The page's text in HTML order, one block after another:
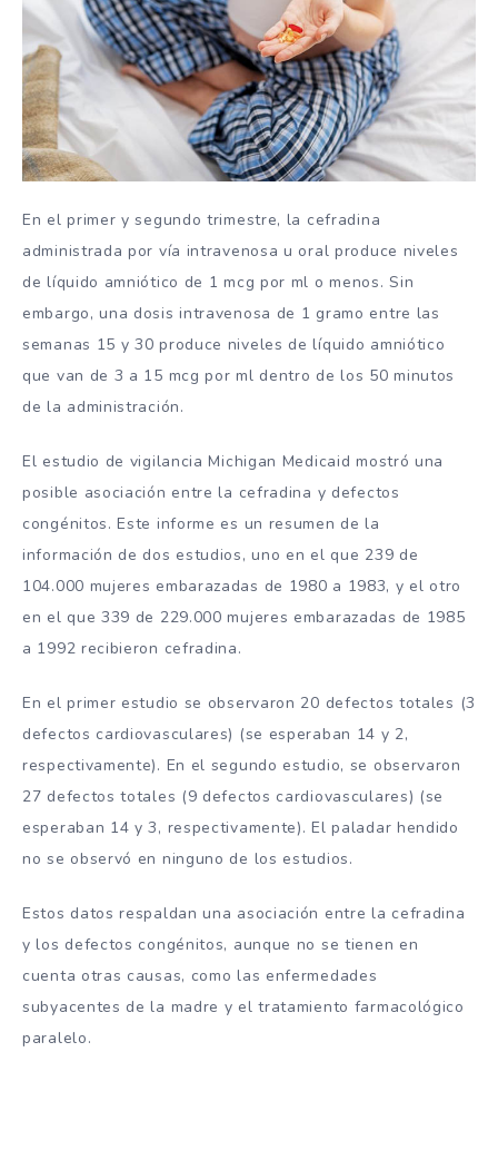
En el primer y segundo trimestre, la cefradina
administrada por vía intravenosa u oral produce niveles
de líquido amniótico de 1 mcg por ml o menos. Sin
embargo, una dosis intravenosa de 1 gramo entre las
semanas 15 y 30 produce niveles de líquido amniótico
que van de 3 a 15 mcg por ml dentro de los 50 minutos
de la administración.
El estudio de vigilancia Michigan Medicaid mostró una
posible asociación entre la cefradina y defectos
congénitos. Este informe es un resumen de la
información de dos estudios, uno en el que 239 de
104.000 mujeres embarazadas de 1980 a 1983, y el otro
en el que 339 de 229.000 mujeres embarazadas de 1985
a 1992 recibieron cefradina.
En el primer estudio se observaron 20 defectos totales (3
defectos cardiovasculares) (se esperaban 14 y 2,
respectivamente). En el segundo estudio, se observaron
27 defectos totales (9 defectos cardiovasculares) (se
esperaban 14 y 3, respectivamente). El paladar hendido
no se observó en ninguno de los estudios.
Estos datos respaldan una asociación entre la cefradina
y los defectos congénitos, aunque no se tienen en
cuenta otras causas, como las enfermedades
subyacentes de la madre y el tratamiento farmacológico
paralelo.